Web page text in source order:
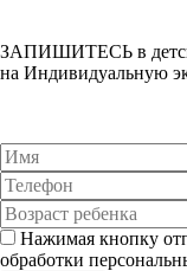
ЗАПИШИТЕСЬ в
на Индивидуальную
Нажимая кнопку
обработки